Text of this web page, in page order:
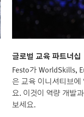
글로벌 교육 파트너십
Festo가 WorldSkills,
은 교육 이니셔티브에
요. 이것이 역량 개발
보세요.